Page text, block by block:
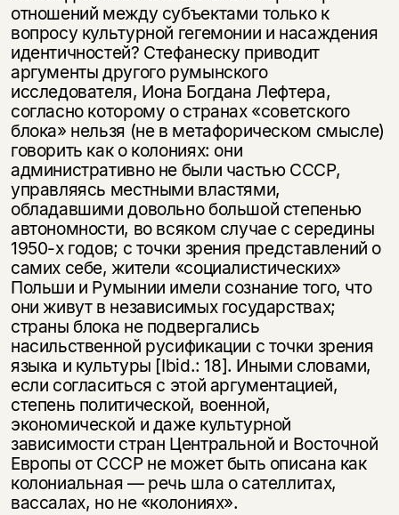
отношений между субъектами только к
вопросу культурной гегемонии и насаждения
идентичностей? Стефанеску приводит
аргументы другого румынского
исследователя, Иона Богдана Лефтера,
согласно которому о странах «советского
блока» нельзя (не в метафорическом смысле)
говорить как о колониях: они
административно не были частью СССР,
управляясь местными властями,
обладавшими довольно большой степенью
автономности, во всяком случае с середины
1950-х годов; с точки зрения представлений о
самих себе, жители «социалистических»
Польши и Румынии имели сознание того, что
они живут в независимых государствах;
страны блока не подвергались
насильственной русификации с точки зрения
языка и культуры [Ibid.: 18]. Иными словами,
если согласиться с этой аргументацией,
степень политической, военной,
экономической и даже культурной
зависимости стран Центральной и Восточной
Европы от СССР не может быть описана как
колониальная — речь шла о сателлитах,
вассалах, но не «колониях».